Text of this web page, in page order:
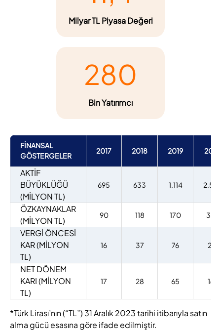
Milyar TL Piyasa Değeri
280
Bin Yatırımcı
FİNANSAL
GÖSTERGELER
2017 2018 2019
AKTİF
BÜYÜKLÜĞÜ
(MİLYON TL)
695 633 1.114
ÖZKAYNAKLAR
(MİLYON TL)
90 118 170 338
VERGİ ÖNCESİ
KAR (MİLYON
TL)
16 37 76 217
NET DÖNEM
KARI (MİLYON
TL)
17 28 65 169
*Türk Lirası’nın (“TL”) 31 Aralık 2023 tarihi itibarıyla satın
alma gücü esasına göre ifade edilmiştir.